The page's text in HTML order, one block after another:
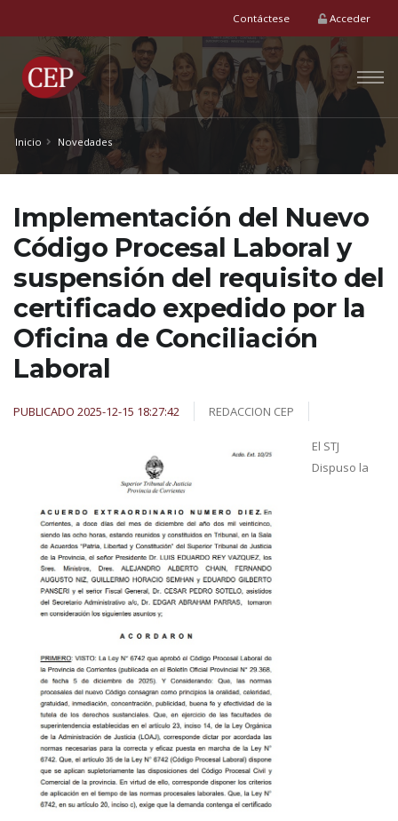
Contáctese Acceder
Inicio Novedades
Implementación del Nuevo
Código Procesal Laboral y
suspensión del requisito del
certificado expedido por la
Oficina de Conciliación
Laboral
PUBLICADO 2025-12-15 18:27:42 REDACCION CEP
El STJ
Dispuso la